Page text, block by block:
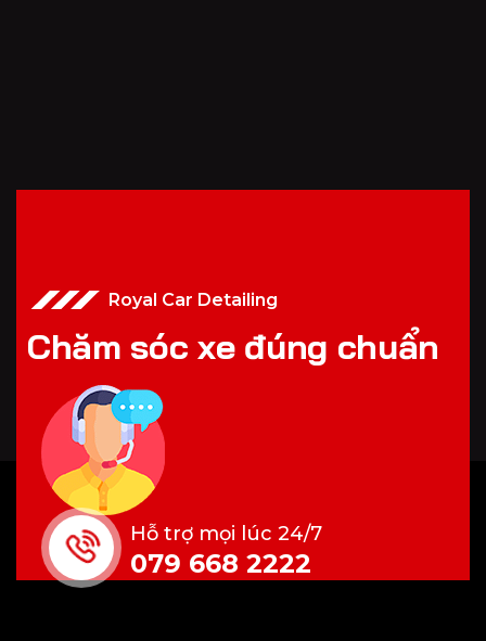
Royal Car Detailing
Chăm sóc xe đúng chuẩn
Hỗ trợ mọi lúc 24/7
079 668 2222